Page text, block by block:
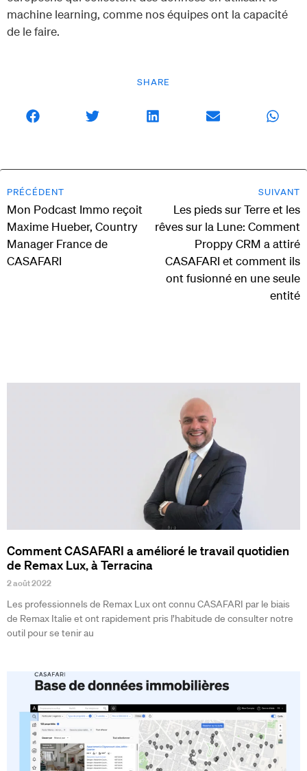
SHARE
machine learning, comme nos équipes ont la capacité
de le faire.
PRÉCÉDENT
Mon Podcast Immo reçoit
Maxime Hueber, Country
Manager France de
CASAFARI
SUIVANT
Les pieds sur Terre et les
rêves sur la Lune: Comment
Proppy CRM a attiré
CASAFARI et comment ils
ont fusionné en une seule
entité
Comment CASAFARI a amélioré le travail quotidien
de Remax Lux, à Terracina
2 août 2022
Les professionnels de Remax Lux ont connu CASAFARI par le biais
de Remax Italie et ont rapidement pris l’habitude de consulter notre
outil pour se tenir au